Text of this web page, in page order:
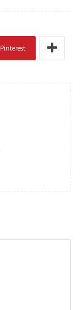
Pinterest